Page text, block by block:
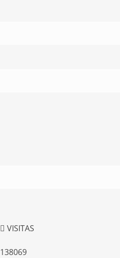
VISITAS
138069